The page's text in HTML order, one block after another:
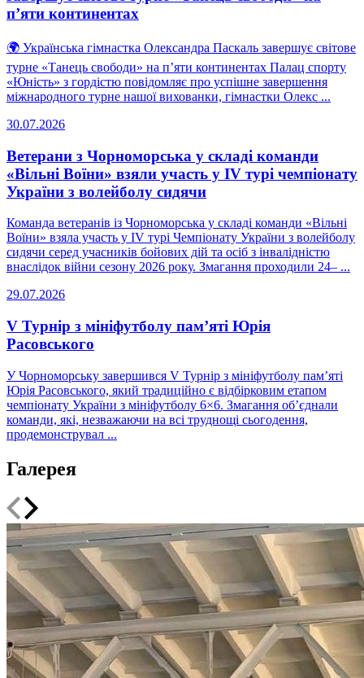
п’яти континентах
🌍 Українська гімнастка Олександра Паскаль завершує світове
турне «Танець свободи» на п’яти континентах Палац спорту
«Юність» з гордістю повідомляє про успішне завершення
міжнародного турне нашої вихованки, гімнастки Олекс ...
30.07.2026
Ветерани з Чорноморська у складі команди
«Вільні Воїни» взяли участь у IV турі чемпіонату
України з волейболу сидячи
Команда ветеранів із Чорноморська у складі команди «Вільні
Воїни» взяла участь у IV турі Чемпіонату України з волейболу
сидячи серед учасників бойових дій та осіб з інвалідністю
внаслідок війни сезону 2026 року. Змагання проходили 24– ...
29.07.2026
V Турнір з мініфутболу пам’яті Юрія
Расовського
У Чорноморську завершився V Турнір з мініфутболу пам’яті
Юрія Расовського, який традиційно є відбірковим етапом
чемпіонату України з мініфутболу 6×6. Змагання об’єднали
команди, які, незважаючи на всі труднощі сьогодення,
продемонструвал ...
Галерея